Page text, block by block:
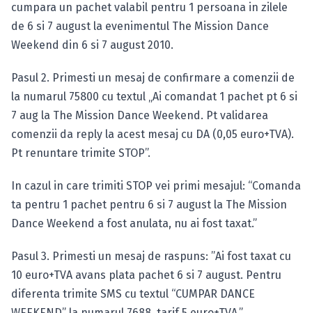
cumpara un pachet valabil pentru 1 persoana in zilele
de 6 si 7 august la evenimentul The Mission Dance
Weekend din 6 si 7 august 2010.
Pasul 2. Primesti un mesaj de confirmare a comenzii de
la numarul 75800 cu textul „Ai comandat 1 pachet pt 6 si
7 aug la The Mission Dance Weekend. Pt validarea
comenzii da reply la acest mesaj cu DA (0,05 euro+TVA).
Pt renuntare trimite STOP”.
In cazul in care trimiti STOP vei primi mesajul: “Comanda
ta pentru 1 pachet pentru 6 si 7 august la The Mission
Dance Weekend a fost anulata, nu ai fost taxat.”
Pasul 3. Primesti un mesaj de raspuns: ”Ai fost taxat cu
10 euro+TVA avans plata pachet 6 si 7 august. Pentru
diferenta trimite SMS cu textul “CUMPAR DANCE